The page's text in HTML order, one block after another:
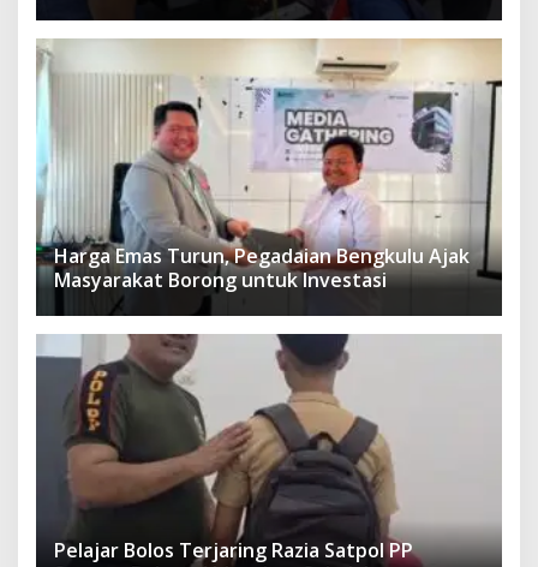
Harga Emas Turun, Pegadaian Bengkulu Ajak
Masyarakat Borong untuk Investasi
Pelajar Bolos Terjaring Razia Satpol PP